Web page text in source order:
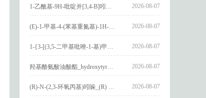
2026-08-07
2026-08-07
2026-08-07
2026-08-07
2026-08-07